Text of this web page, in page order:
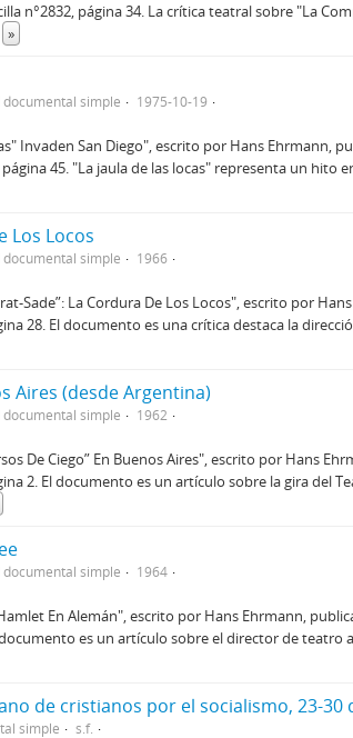
n°2832, página 34. La crítica teatral sobre "La
»
documental simple
1975-10-19
Invaden San Diego", escrito por Hans Ehrmann,
página 45. "La jaula de las locas" representa un hito
Los Locos
documental simple
1966
Sade”: La Cordura De Los Locos", escrito por
28. El documento es una crítica destaca la
Aires (desde Argentina)
documental simple
1962
De Ciego” En Buenos Aires", escrito por Hans
2. El documento es un artículo sobre la gira del
documental simple
1964
En Alemán", escrito por Hans Ehrmann,
documento es un artículo sobre el director de teatro
simple
s.f.